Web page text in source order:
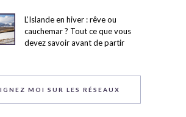
L’Islande en hiver : rêve ou
cauchemar ? Tout ce que vous
devez savoir avant de partir
MOI SUR LES RÉSEAUX